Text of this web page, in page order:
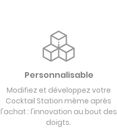
Personnalisable
Modifiez et développez votre
Cocktail Station même après
l'achat : l'innovation au bout des
doigts.